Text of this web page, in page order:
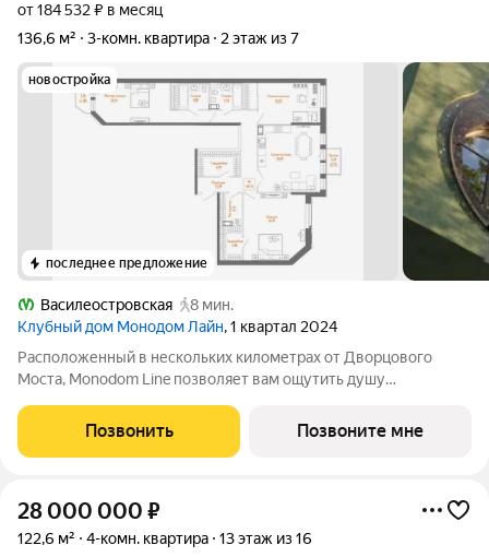
от 184 532 ₽ в месяц
136,6 м²
3-комн. квартира 2 этаж из 7
новостройка
последнее предложение
Василеостровская
8 мин.
Клубный дом Монодом Лайн, 1 квартал 2024
Расположенный в нескольких километрах от Дворцового
Моста, Monodom Line позволяет вам ощутить душу
пешком до метро "Василеостровская", и вы свободно
перемещаетесь по городу. Инфраструктура Monodom
Позвонить Позвоните мне
28 000 000 ₽
122,6 м² 4-комн. квартира 13 этаж из 16